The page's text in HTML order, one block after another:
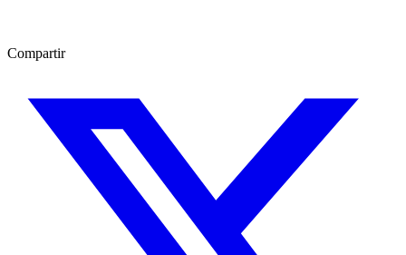
Compartir